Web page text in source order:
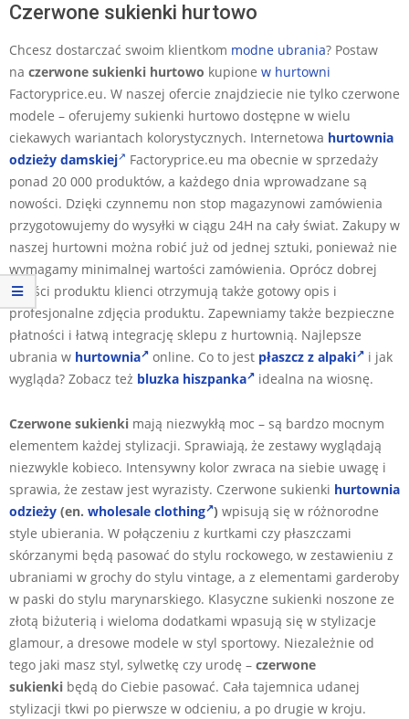
Czerwone sukienki hurtowo
Chcesz dostarczać swoim klientkom modne ubrania? Postaw
na czerwone sukienki hurtowo kupione w hurtowni
Factoryprice.eu. W naszej ofercie znajdziecie nie tylko czerwone
modele – oferujemy sukienki hurtowo dostępne w wielu
ciekawych wariantach kolorystycznych. Internetowa hurtownia
odzieży damskiej
Factoryprice.eu ma obecnie w sprzedaży
ponad 20 000 produktów, a każdego dnia wprowadzane są
nowości. Dzięki czynnemu non stop magazynowi zamówienia
przygotowujemy do wysyłki w ciągu 24H na cały świat. Zakupy w
naszej hurtowni można robić już od jednej sztuki, ponieważ nie
wymagamy minimalnej wartości zamówienia. Oprócz dobrej
jakości produktu klienci otrzymują także gotowy opis i
profesjonalne zdjęcia produktu. Zapewniamy także bezpieczne
płatności i łatwą integrację sklepu z hurtownią. Najlepsze
ubrania w hurtownia online. Co to jest płaszcz z alpaki
i jak
wygląda? Zobacz też bluzka hiszpanka idealna na wiosnę.
Czerwone sukienki mają niezwykłą moc – są bardzo mocnym
elementem każdej stylizacji. Sprawiają, że zestawy wyglądają
niezwykle kobieco. Intensywny kolor zwraca na siebie uwagę i
sprawia, że zestaw jest wyrazisty. Czerwone sukienki hurtownia
odzieży (en. wholesale clothing ) wpisują się w różnorodne
style ubierania. W połączeniu z kurtkami czy płaszczami
skórzanymi będą pasować do stylu rockowego, w zestawieniu z
ubraniami w grochy do stylu vintage, a z elementami garderoby
w paski do stylu marynarskiego. Klasyczne sukienki noszone ze
złotą biżuterią i wieloma dodatkami wpasują się w stylizacje
glamour, a dresowe modele w styl sportowy. Niezależnie od
tego jaki masz styl, sylwetkę czy urodę – czerwone
sukienki będą do Ciebie pasować. Cała tajemnica udanej
stylizacji tkwi po pierwsze w odcieniu, a po drugie w kroju.